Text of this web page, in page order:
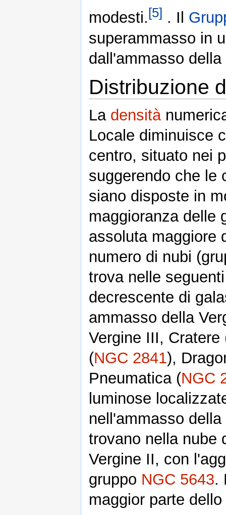
modesti.[5] . Il
superammasso in
dall'ammasso
Distribuzione
La densità
Locale diminuisce
centro, situato nei
suggerendo che le
siano disposte in
maggioranza delle
assoluta maggiore
numero di nubi
trova nelle
decrescente di
ammasso della
Vergine III, Cratere
(NGC 2841),
Pneumatica (NGC
luminose
nell'ammasso
trovano nella nube
Vergine II, con
gruppo NGC 5643.
maggior parte